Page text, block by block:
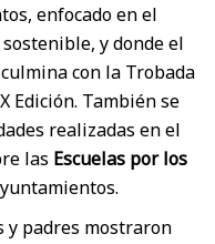
enfocado en el
y donde el
con la Trobada
Edición. También se
realizadas en el
las Escuelas por los
y padres mostraron